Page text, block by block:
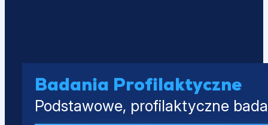
Badania Profilaktyczne
Podstawowe, profilaktyczne